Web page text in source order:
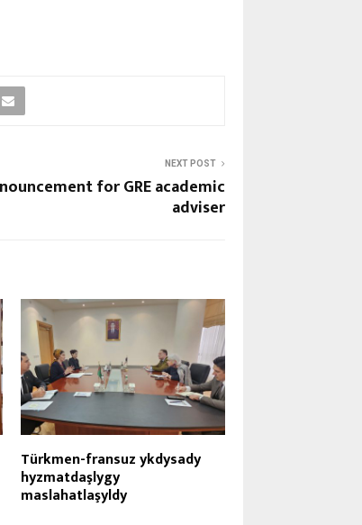
NEXT POST
for GRE academic
adviser
Türkmen-fransuz ykdysady
hyzmatdaşlygy
maslahatlaşyldy